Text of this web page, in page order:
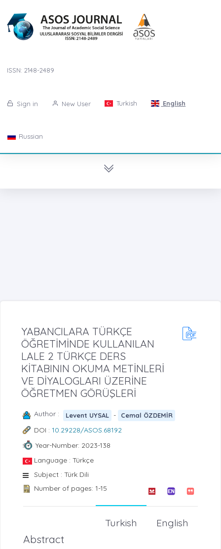
ISSN: 2148-2489
Sign in New User Turkish English
Russian
YABANCILARA TÜRKÇE
ÖĞRETİMİNDE KULLANILAN
LALE 2 TÜRKÇE DERS
KİTABININ OKUMA METİNLERİ
VE DİYALOGLARI ÜZERİNE
ÖĞRETMEN GÖRÜŞLERİ
Author : Levent UYSAL - Cemal ÖZDEMİR
DOI : 10.29228/ASOS.68192
Year-Number: 2023-138
Language : Türkçe
Subject : Türk Dili
Number of pages: 1-15
English
Turkish
Abstract